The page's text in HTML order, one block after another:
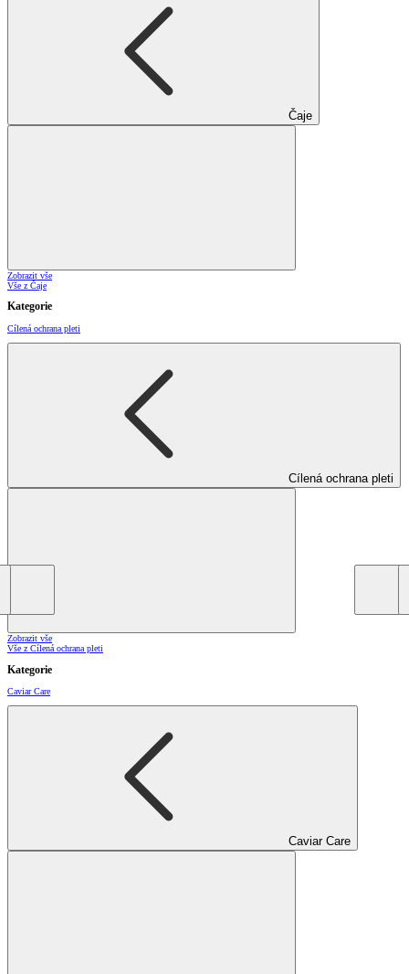
Čaje
Zobrazit vše
Vše z Čaje
Kategorie
Cílená ochrana pleti
Cílená ochrana pleti
Zobrazit vše
Vše z Cílená ochrana pleti
Kategorie
Caviar Care
Caviar Care